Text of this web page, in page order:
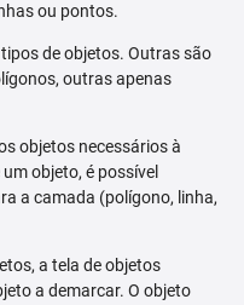
ou pontos.
de objetos. Outras são
outras apenas
objetos necessários à
objeto, é possível
a camada (polígono, linha,
a tela de objetos
a demarcar. O objeto